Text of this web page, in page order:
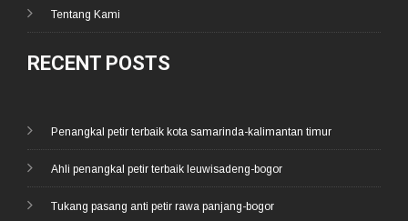
Tentang Kami
RECENT POSTS
Penangkal petir terbaik kota samarinda-kalimantan timur
Ahli penangkal petir terbaik leuwisadeng-bogor
Tukang pasang anti petir rawa panjang-bogor